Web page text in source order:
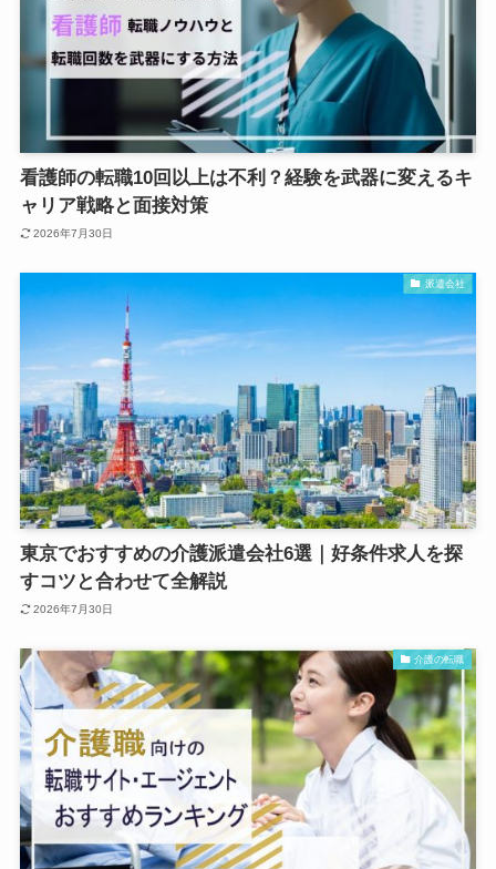
看護師の転職10回以上は不利？経験を武器に変えるキ
ャリア戦略と面接対策
2026年7月30日
派遣会社
東京でおすすめの介護派遣会社6選｜好条件求人を探
すコツと合わせて全解説
2026年7月30日
介護の転職